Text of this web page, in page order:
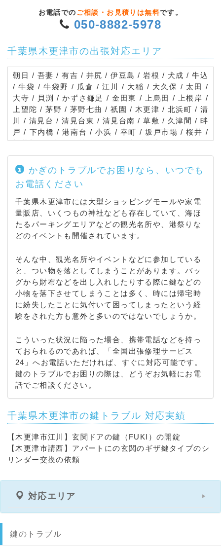
お電話での ご相談・お見積りは無料です。
050-8882-5978
千葉県木更津市の出張対応エリア
朝日 / 吾妻 / 有吉 / 井尻 / 伊豆島 / 岩根 / 犬成 / 牛込
/ 牛袋 / 牛袋野 / 瓜倉 / 江川 / 大稲 / 大久保 / 太田 /
大寺 / 貝渕 / かずさ鎌足 / 金田東 / 上烏田 / 上根岸 /
上望陀 / 茅野 / 茅野七曲 / 祇園 / 木更津 / 北浜町 / 清
川 / 清見台 / 清見台東 / 清見台南 / 草敷 / 久津間 / 畔
戸 / 下内橋 / 港南台 / 小浜 / 幸町 / 坂戸市場 / 桜井 /
桜井新町 / 桜町 / 笹子 / 佐野 / 潮浜 / 潮見 / 下烏田 /
下郡 / 下宮田 / 下望陀 / 請西 / 請西東 / 請西南 / 新宿
/ 新田 / 新港 / 菅生 / 曽根 / 高砂 / 高柳 / 田川 / 中央
/ 築地 / 椿 / 十日市場 / 戸国 / 中尾 / 中烏田 / 中里 /
中島 / 中島地先海ほたる / 中野 / 中の島 / 永井作 / 長
須賀 / 西岩根 / 根岸 / 畑沢 / 畑沢南 / 八幡台 / 羽鳥野
/ 東太田 / 東中央 / 日の出町 / 富士見 / 文京 / ほたる
野 / 本郷 / 真舟 / 真里 / 真里谷 / 万石 / 木材港 / 矢那
/ 大和 / 山本七曲 / 若葉町
かぎのトラブルでお困りなら、いつでも
お電話ください
千葉県木更津市には大型ショッピングモールや家電
量販店、いくつもの神社なども存在していて、海ほ
たるパーキングエリアなどの観光名所や、港祭りな
どのイベントも開催されています。
そんな中、観光名所やイベントなどに参加している
と、つい物を落としてしまうことがあります。バッ
グから財布などを出し入れしたりする際に鍵などの
小物を落下させてしまうことは多く、時には帰宅時
に紛失したことに気付いて困ってしまったという経
験をされた方も意外と多いのではないでしょうか。
こういった状況に陥った場合、携帯電話などを持っ
ておられるのであれば、「全国出張修理サービス
24」へお電話いただければ、すぐに対応可能です。
鍵のトラブルでお困りの際は、どうぞお気軽にお電
話でご相談ください。
千葉県木更津市の鍵トラブル 対応実績
【木更津市江川】玄関ドアの鍵（FUKI）の開錠
【木更津市請西】アパートにの玄関のギザ鍵タイプのシ
リンダー交換の依頼
対応エリア
鍵のトラブル